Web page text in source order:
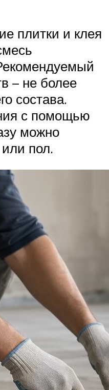
плитки и клея
– не более
состава.
с помощью
можно
пол.